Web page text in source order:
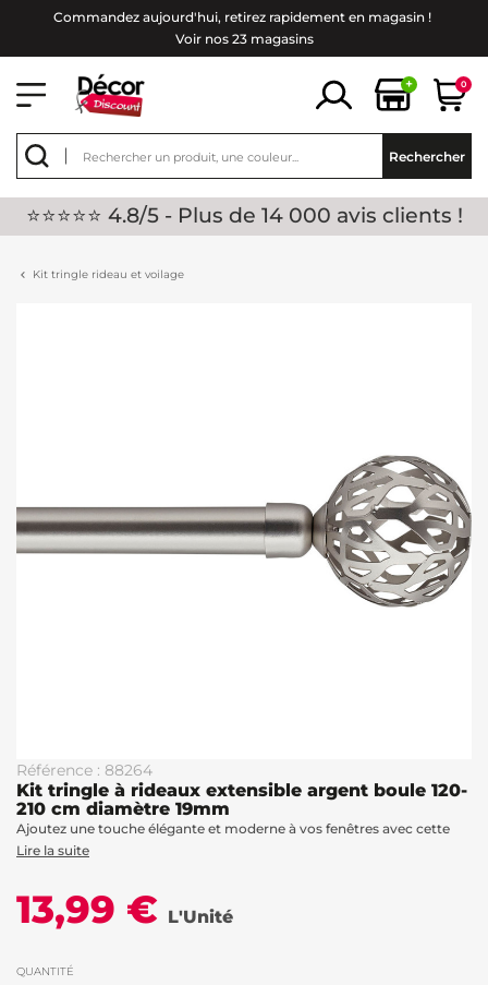
Commandez aujourd'hui, retirez rapidement en magasin !
Voir nos 23 magasins
+ 0
Rechercher
⭐⭐⭐⭐⭐ 4.8/5 - Plus de 14 000 avis clients !
Kit tringle rideau et voilage
Référence : 88264
Kit tringle à rideaux extensible argent boule 120-
210 cm diamètre 19mm
Ajoutez une touche élégante et moderne à vos fenêtres avec cette
Lire la suite
13,99 € L'Unité
QUANTITÉ